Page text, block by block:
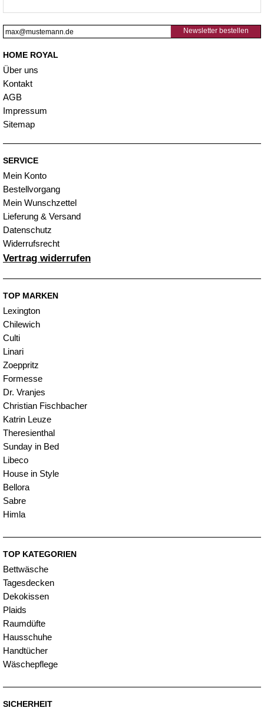
Newsletter bestellen
HOME ROYAL
Über uns
Kontakt
AGB
Impressum
Sitemap
SERVICE
Mein Konto
Bestellvorgang
Mein Wunschzettel
Lieferung & Versand
Datenschutz
Widerrufsrecht
Vertrag widerrufen
TOP MARKEN
Lexington
Chilewich
Culti
Linari
Zoeppritz
Formesse
Dr. Vranjes
Christian Fischbacher
Katrin Leuze
Theresienthal
Sunday in Bed
Libeco
House in Style
Bellora
Sabre
Himla
TOP KATEGORIEN
Bettwäsche
Tagesdecken
Dekokissen
Plaids
Raumdüfte
Hausschuhe
Handtücher
Wäschepflege
SICHERHEIT